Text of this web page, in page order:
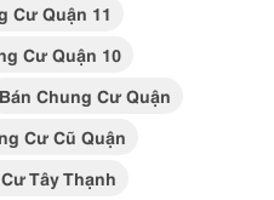
Cư Quận 11
Cư Quận 10
Bán Chung Cư Quận
Cư Cũ Quận
Tây Thạnh